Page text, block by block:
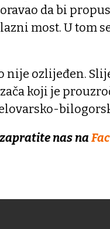
da bi
most. U tom
nije ozlijeđen.
koji je
nas na